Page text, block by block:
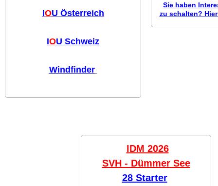
IOU Österreich
IOU Schweiz
Windfinder
Sie haben
zu schalten?
IDM 2026
SVH - Dümmer See
28 Starter